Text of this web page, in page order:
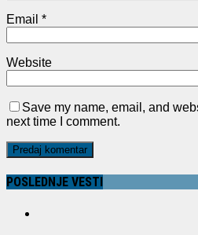
Email *
Website
Save my name, email, and
next time I comment.
POSLEDNJE VESTI